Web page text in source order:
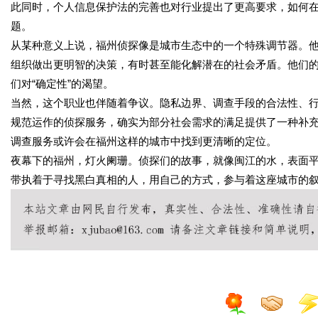
此同时，个人信息保护法的完善也对行业提出了更高要求，如
题。
从某种意义上说，福州侦探像是城市生态中的一个特殊调节器
组织做出更明智的决策，有时甚至能化解潜在的社会矛盾。他们
们对“确定性”的渴望。
当然，这个职业也伴随着争议。隐私边界、调查手段的合法性
规范运作的侦探服务，确实为部分社会需求的满足提供了一种补
调查服务或许会在福州这样的城市中找到更清晰的定位。
夜幕下的福州，灯火阑珊。侦探们的故事，就像闽江的水，表面
带执着于寻找黑白真相的人，用自己的方式，参与着这座城市的